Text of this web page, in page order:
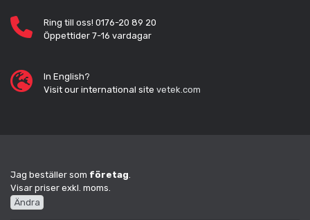
Ring till oss! 0176-20 89 20
Öppettider 7-16 vardagar
In English?
Visit our international site vetek.com
Jag beställer som företag.
Visar priser exkl. moms.
Ändra